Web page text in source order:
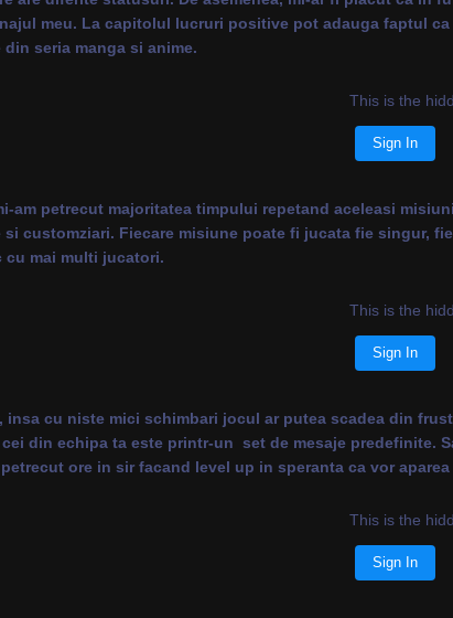
meu. La capitolul lucruri positive pot adauga faptul
seria manga si anime.
This is the
Sign In
am petrecut majoritatea timpului repetand aceleasi
si customziari. Fiecare misiune poate fi jucata fie singur,
cu mai multi jucatori.
This is the
Sign In
insa cu niste mici schimbari jocul ar putea scadea din
din echipa ta este printr-un set de mesaje predefinite.
ore in sir facand level up in speranta ca vor
This is the
Sign In